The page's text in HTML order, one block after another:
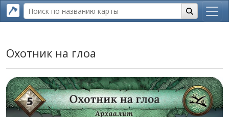
Охотник на глоа